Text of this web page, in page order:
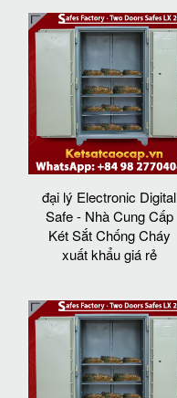
đại lý Electronic Digital
Safe - Nhà Cung Cấp
Két Sắt Chống Cháy
xuất khẩu giá rẻ